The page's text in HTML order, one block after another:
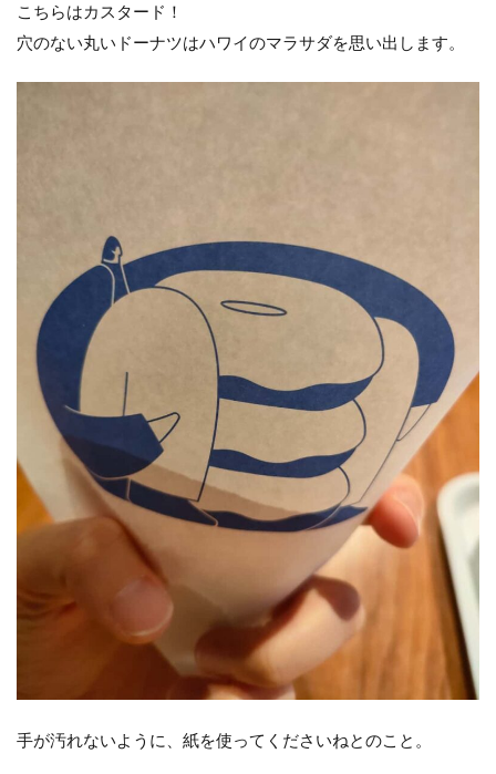
こちらはカスタード！
穴のない丸いドーナツはハワイのマラサダを思い出します。
手が汚れないように、紙を使ってくださいねとのこと。